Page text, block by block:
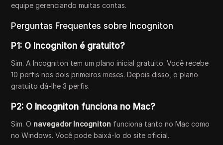
equipe gerenciando muitas contas.
Perguntas Frequentes sobre Incogniton
P1: O Incogniton é gratuito?
Sim. A Incogniton tem um plano inicial gratuito. Você recebe
10 perfis nos dois primeiros meses. Depois disso, o plano
gratuito dá-lhe 3 perfis.
P2: O Incogniton funciona no Mac?
Sim. O navegador Incogniton funciona tanto no Mac como
no Windows. Você pode baixá-lo do site oficial.